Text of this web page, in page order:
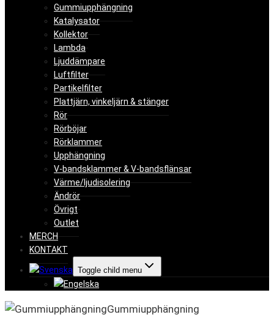
Gummiupphängning
Katalysator
Kollektor
Lambda
Ljuddämpare
Luftfilter
Partikelfilter
Plattjärn, vinkeljärn & stänger
Rör
Rörböjar
Rörklammer
Upphängning
V-bandsklammer & V-bandsflänsar
Värme/ljudisolering
Ändrör
Övrigt
Outlet
MERCH
KONTAKT
Toggle child menu
Gummiupphängning